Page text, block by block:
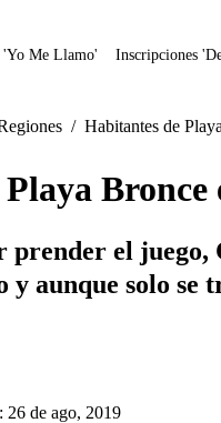
Me Llamo' Inscripciones
/ Habitantes de
prender el juego,
y aunque solo se
26 de ago, 2019